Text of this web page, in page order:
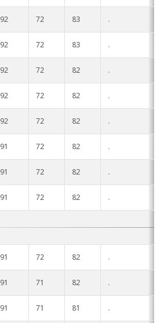
92 72 83 .
92 72 83 .
92 72 82 .
92 72 82 .
92 72 82 .
91 72 82 .
91 72 82 .
91 72 82 .
91 72 82 .
91 71 82 .
91 71 81 .